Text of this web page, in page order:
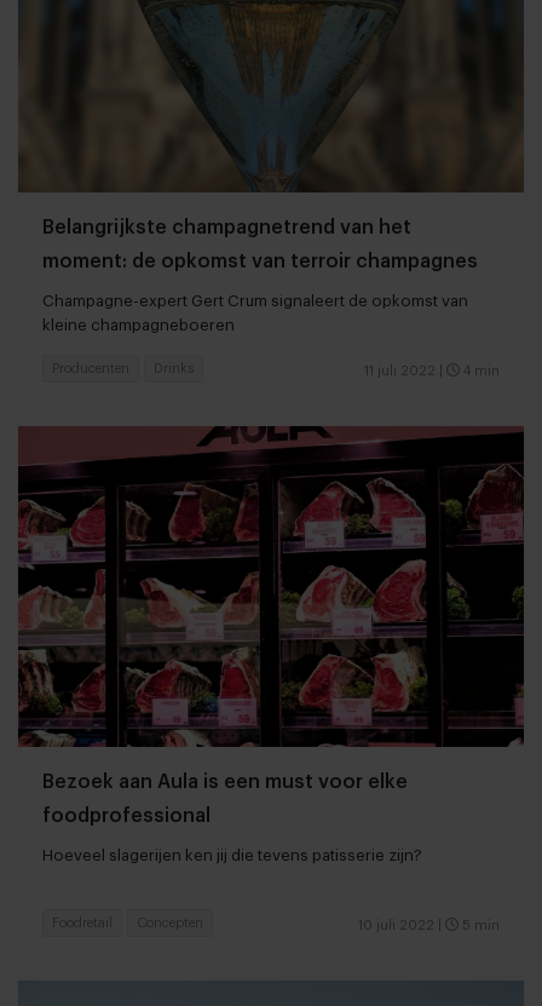
Belangrijkste champagnetrend van het
moment: de opkomst van terroir champagnes
Champagne-expert Gert Crum signaleert de opkomst van
kleine champagneboeren
11 juli 2022 4 min
Producenten Drinks
Bezoek aan Aula is een must voor elke
foodprofessional
Hoeveel slagerijen ken jij die tevens patisserie zijn?
10 juli 2022 5 min
Foodretail Concepten